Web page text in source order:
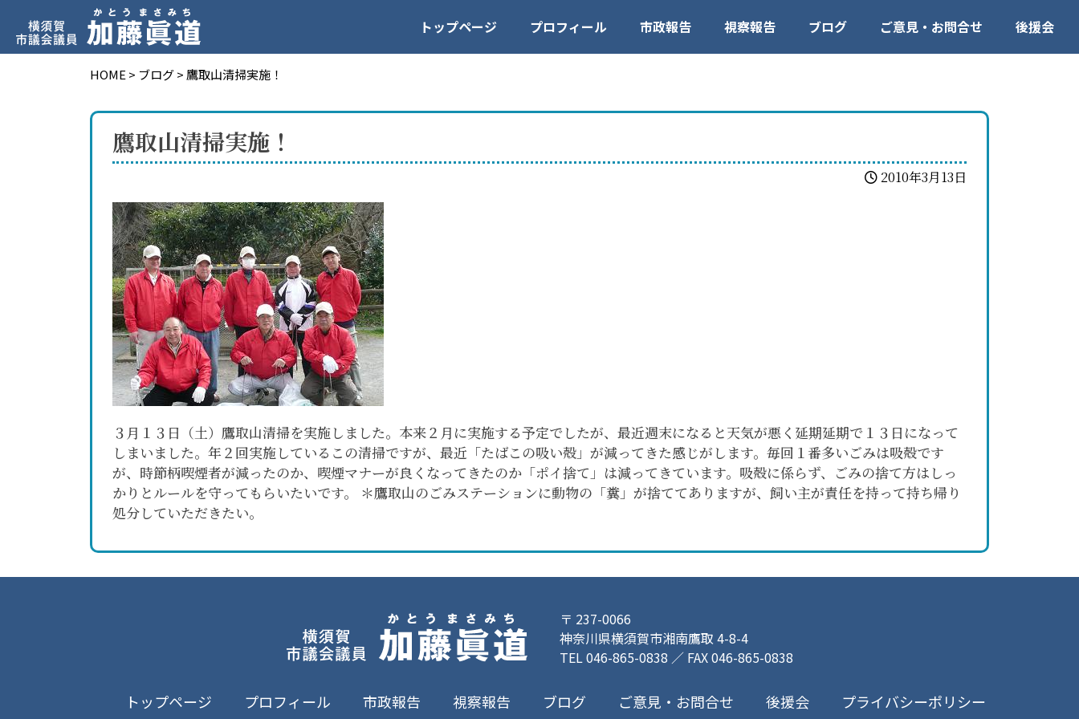
トップページ プロフィール 市政報告 視察報告 ブログ ご意見・お問合せ 後援会
HOME > ブログ> 鷹取山清掃実施！
鷹取山清掃実施！
2010年3月13日
３月１３日（土）鷹取山清掃を実施しました。本来２月に実施する予定でしたが、最近週末になると天気が悪く延期延期で１３日になって
しまいました。年２回実施しているこの清掃ですが、最近「たばこの吸い殻」が減ってきた感じがします。毎回１番多いごみは吸殻です
が、時節柄喫煙者が減ったのか、喫煙マナーが良くなってきたのか「ポイ捨て」は減ってきています。吸殻に係らず、ごみの捨て方はしっ
かりとルールを守ってもらいたいです。 ＊鷹取山のごみステーションに動物の「糞」が捨ててありますが、飼い主が責任を持って持ち帰り
処分していただきたい。
〒 237-0066
神奈川県横須賀市湘南鷹取 4-8-4
TEL 046-865-0838 ／ FAX 046-865-0838
トップページ プロフィール 市政報告 視察報告 ブログ ご意見・お問合せ 後援会 プライバシーポリシー